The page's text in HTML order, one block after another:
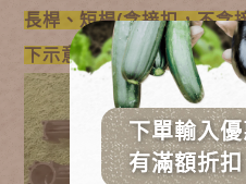
長桿、短桿(含接扣，不含
下示意圖: